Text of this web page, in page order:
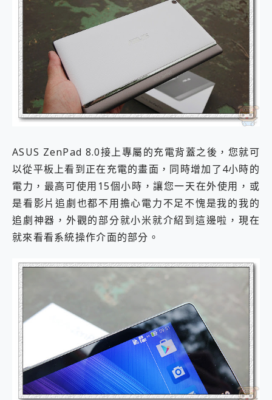
ASUS ZenPad 8.0接上專屬的充電背蓋之後，您就可
以從平板上看到正在充電的畫面，同時增加了4小時的
電力，最高可使用15個小時，讓您一天在外使用，或
是看影片追劇也都不用擔心電力不足不愧是我的我的
追劇神器，外觀的部分就小米就介紹到這邊啦，現在
就來看看系統操作介面的部分。